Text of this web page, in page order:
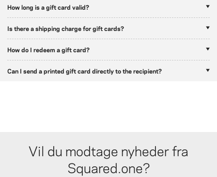
How long is a gift card valid?
Is there a shipping charge for gift cards?
How do I redeem a gift card?
Can I send a printed gift card directly to the recipient?
Vil du modtage nyheder fra
Squared.one?